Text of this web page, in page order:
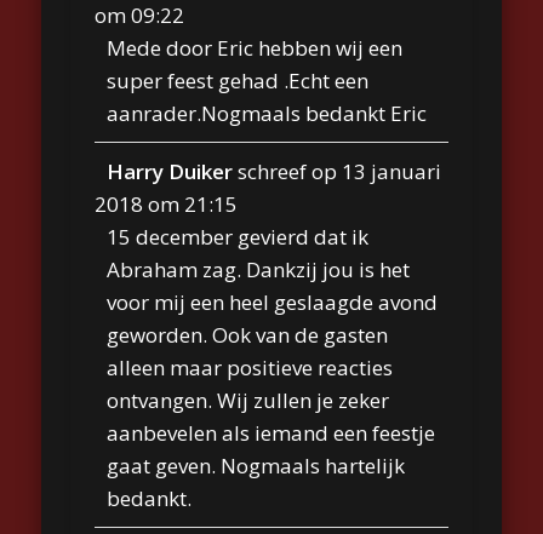
om09:22
Mede door Eric hebben wij een
super feest gehad .Echt een
aanrader.Nogmaals bedankt Eric
Harry Duikerschreef op 13 januari
2018 om 21:15
15 december gevierd dat ik
Abraham zag. Dankzij jou is het
voor mij een heel geslaagde avond
geworden. Ook van de gasten
alleen maar positieve reacties
ontvangen. Wij zullen je zeker
aanbevelen als iemand een feestje
gaat geven. Nogmaals hartelijk
bedankt.